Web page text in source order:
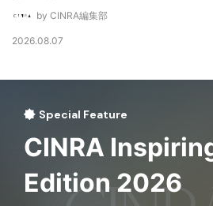
by CINRA編集部
2026.08.07
Special Feature
CINRA
Edition 2026